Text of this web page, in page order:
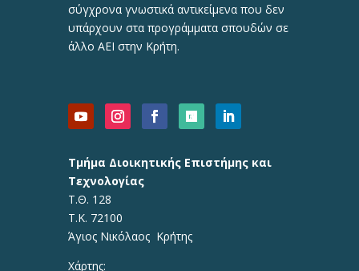
σύγχρονα γνωστικά αντικείμενα που δεν
υπάρχουν στα προγράμματα σπουδών σε
άλλο ΑΕΙ στην Κρήτη.
Τμήμα Διοικητικής Επιστήμης και
Τεχνολογίας
Τ.Θ. 128
Τ.Κ. 72100
Άγιος Νικόλαος Κρήτης
Χάρτης: